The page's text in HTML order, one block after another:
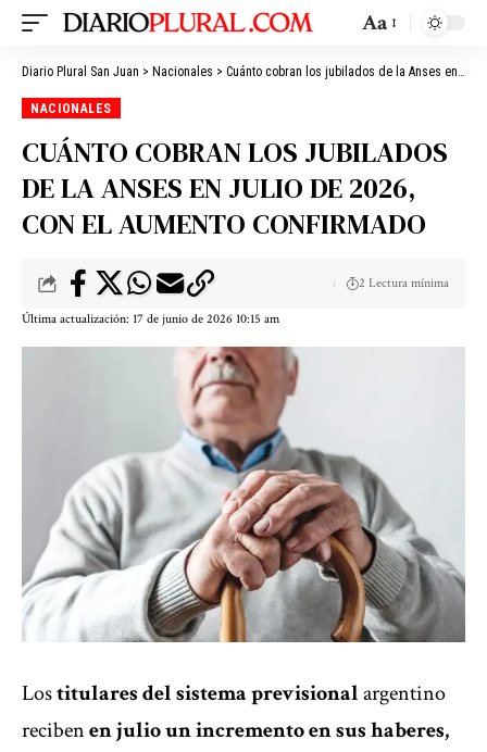
Aa
Diario Plural San Juan > Nacionales > Cuánto cobran los jubilados de la Anses en julio de 2026, con el aumento confirmado
NACIONALES
CUÁNTO COBRAN LOS JUBILADOS
DE LA ANSES EN JULIO DE 2026,
CON EL AUMENTO CONFIRMADO
Última actualización: 17 de junio de 2026 10:15 am
2 Lectura mínima
Lostitulares del sistema previsionalargentino
recibenen julio un incremento en sus haberes,